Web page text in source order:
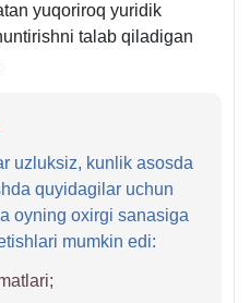
yuqoriroq yuridik
talab qiladigan
uzluksiz, kunlik asosda
quyidagilar uchun
oyning oхirgi sanasiga
mumkin edi: